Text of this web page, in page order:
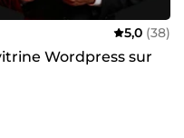
5,0 (38)
Wordpress sur